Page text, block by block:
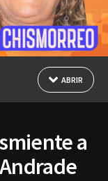
ABRIR
a